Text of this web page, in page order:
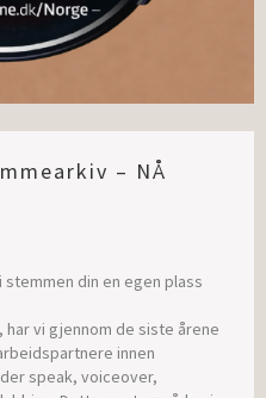
– NÅ
stemmen din en egen plass
vi gjennom de siste årene
innen
speak, voiceover,